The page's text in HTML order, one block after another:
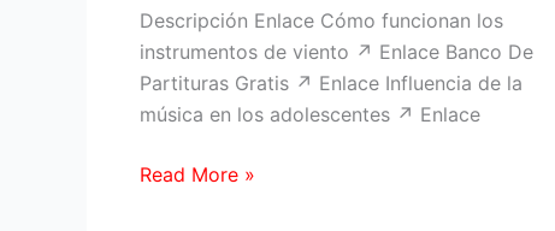
Descripción Enlace Cómo funcionan los
instrumentos de viento ↗ Enlace Banco De
Partituras Gratis ↗ Enlace Influencia de la
música en los adolescentes ↗ Enlace
El
Read More »